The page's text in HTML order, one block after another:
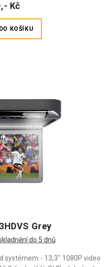
Kč
DO KOŠÍKU
Grey
do 5 dnů
systémem - 13,3" 1080P video